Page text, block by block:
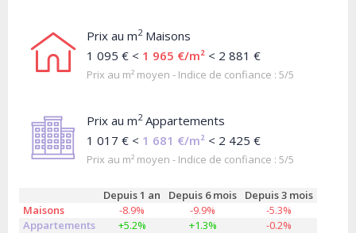
Prix au m2Maisons
1 095 € < 1 965 €/m² < 2 881 €
Prix au m² moyen - Indice de confiance : 5/5
Prix au m2Appartements
1 017 € < 1 681 €/m² < 2 425 €
Prix au m² moyen - Indice de confiance : 5/5
Depuis 1 an Depuis 6 mois
Depuis 3 mois
Maisons
-8.9% -9.9%
-5.3%
Appartements
+5.2% +1.3% -0.2%